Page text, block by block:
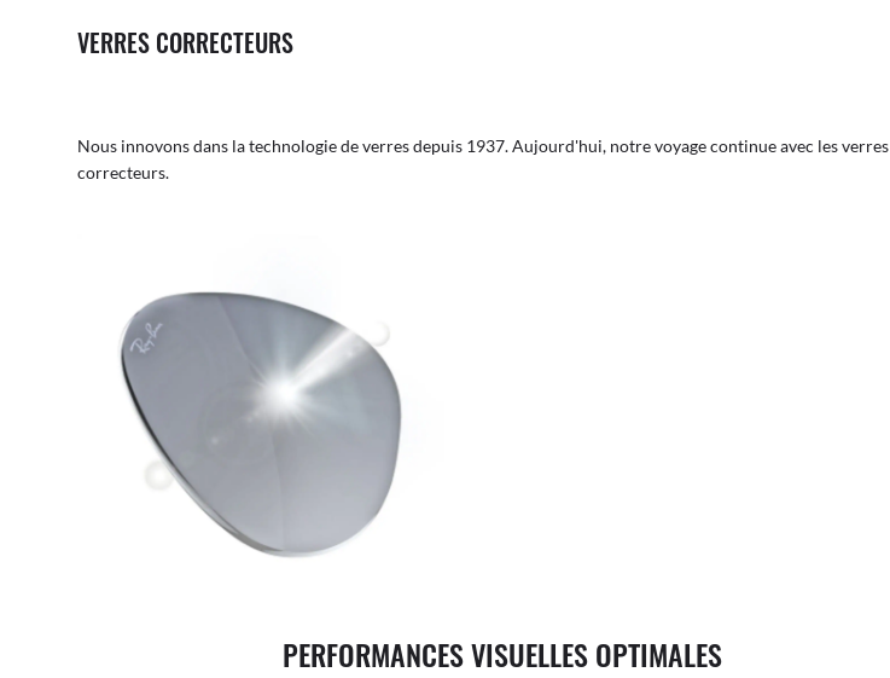
VERRES CORRECTEURS
Nous innovons dans la technologie de verres depuis 1937. Aujourd'hui, notre voyage continue avec les verres
correcteurs.
PERFORMANCES VISUELLES OPTIMALES